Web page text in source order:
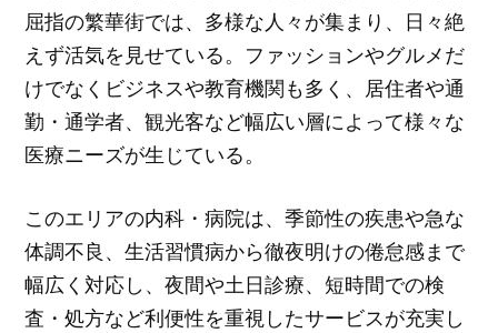
屈指の繁華街では、多様な人々が集まり、日々絶
えず活気を見せている。ファッションやグルメだ
けでなくビジネスや教育機関も多く、居住者や通
勤・通学者、観光客など幅広い層によって様々な
医療ニーズが生じている。
このエリアの内科・病院は、季節性の疾患や急な
体調不良、生活習慣病から徹夜明けの倦怠感まで
幅広く対応し、夜間や土日診療、短時間での検
査・処方など利便性を重視したサービスが充実し